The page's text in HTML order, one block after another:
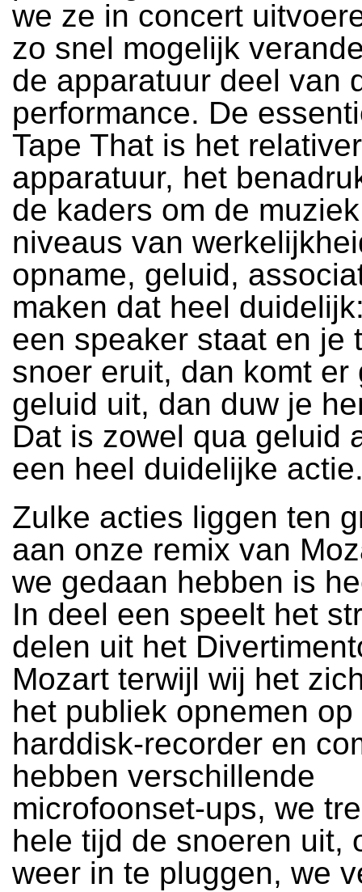
we ze in concert
zo snel mogelijk
de apparatuur deel van
performance. De
Tape That is het
apparatuur, het
de kaders om de
niveaus van
opname, geluid,
maken dat heel
een speaker staat en je
snoer eruit, dan komt er
geluid uit, dan duw je
Dat is zowel qua geluid
een heel duidelijke
Zulke acties liggen ten
aan onze remix van
we gedaan hebben is
In deel een speelt het
delen uit het
Mozart terwijl wij het
het publiek opnemen
harddisk-recorder en
hebben verschillende
microfoonset-ups, we
hele tijd de snoeren uit,
weer in te pluggen, we